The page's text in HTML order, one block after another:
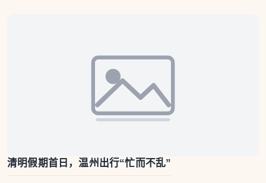
清明假期首日，温州出行“忙而不乱”